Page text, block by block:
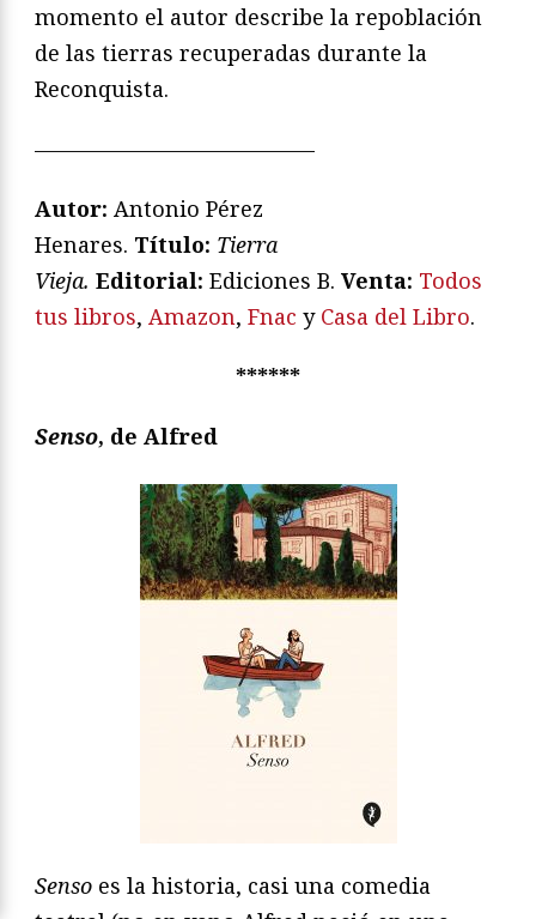
momento el autor describe la repoblación
de las tierras recuperadas durante la
Reconquista.
—————————————
Autor: Antonio Pérez
Henares. Título: Tierra
Vieja. Editorial: Ediciones B. Venta: Todos
tus libros, Amazon, Fnac y Casa del Libro.
******
Senso, de Alfred
Senso es la historia, casi una comedia